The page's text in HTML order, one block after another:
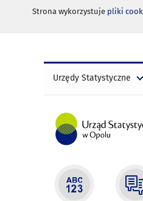
Strona wykorzystuje pliki
Urzędy Statystyczne